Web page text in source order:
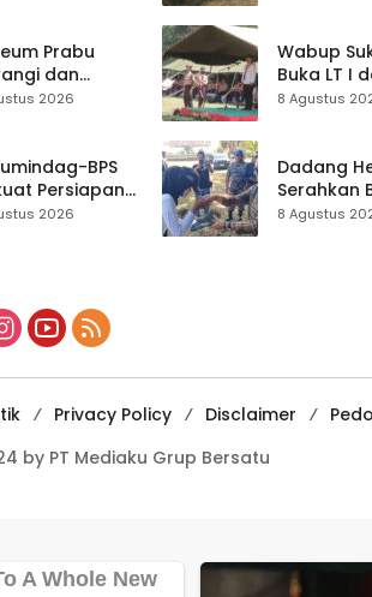
Lewat Aksi
Masjid
Prabu
dan
Keramik
500 Koleksi
2026
BPS
Persiapan
Ekonomi,
2026
Wabup
Buka LT I
KANIRA,
Karakter
8 Agustus
Dadang
Serahkan
Seragam
8 Agustus
Privacy Policy Disclaimer
by PT Mediaku Grup Bersatu